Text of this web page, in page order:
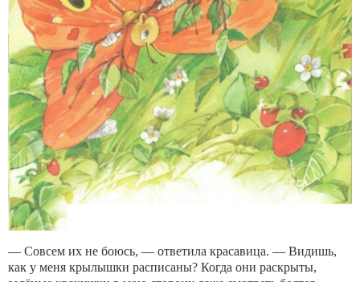
— Совсем их не боюсь, — ответила красавица. — Видишь,
как у меня крылышки расписаны? Когда они раскрыты,